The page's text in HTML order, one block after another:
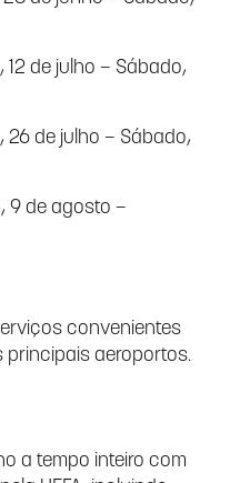
de julho – Sábado,
26 de julho – Sábado,
9 de agosto –
convenientes
principais aeroportos.
a tempo inteiro com